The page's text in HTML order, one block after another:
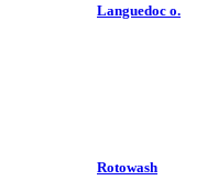
Languedoc o.
Rotowash